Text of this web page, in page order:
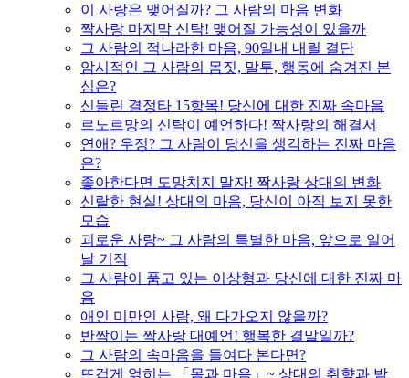
이 사랑은 맺어질까? 그 사람의 마음 변화
짝사랑 마지막 신탁! 맺어질 가능성이 있을까
그 사람의 적나라한 마음, 90일내 내릴 결단
암시적인 그 사람의 몸짓, 말투, 행동에 숨겨진 본
심은?
신들린 결정타 15항목! 당신에 대한 진짜 속마음
르노르망의 신탁이 예언하다! 짝사랑의 해결서
연애? 우정? 그 사람이 당신을 생각하는 진짜 마음
은?
좋아한다면 도망치지 말자! 짝사랑 상대의 변화
신랄한 현실! 상대의 마음, 당신이 아직 보지 못한
모습
괴로운 사랑~ 그 사람의 특별한 마음, 앞으로 일어
날 기적
그 사람이 품고 있는 이상형과 당신에 대한 진짜 마
음
애인 미만인 사람, 왜 다가오지 않을까?
반짝이는 짝사랑 대예언! 행복한 결말일까?
그 사람의 속마음을 들여다 본다면?
뜨겁게 얽히는 「몸과 마음」~ 상대의 취향과 밤